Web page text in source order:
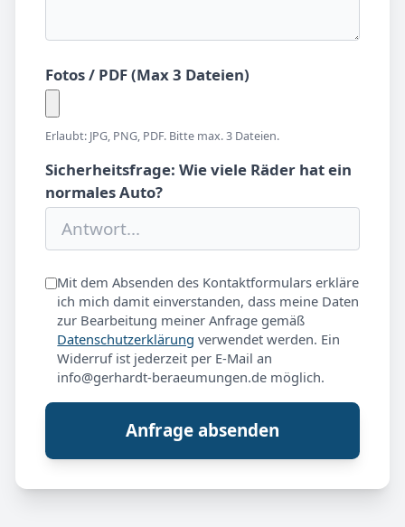
Fotos / PDF (Max 3 Dateien)
Erlaubt: JPG, PNG, PDF. Bitte max. 3 Dateien.
Sicherheitsfrage: Wie viele Räder hat ein
normales Auto?
Mit dem Absenden des Kontaktformulars erkläre
ich mich damit einverstanden, dass meine Daten
zur Bearbeitung meiner Anfrage gemäß
Datenschutzerklärung verwendet werden. Ein
Widerruf ist jederzeit per E-Mail an
info@gerhardt-beraeumungen.de möglich.
Anfrage absenden